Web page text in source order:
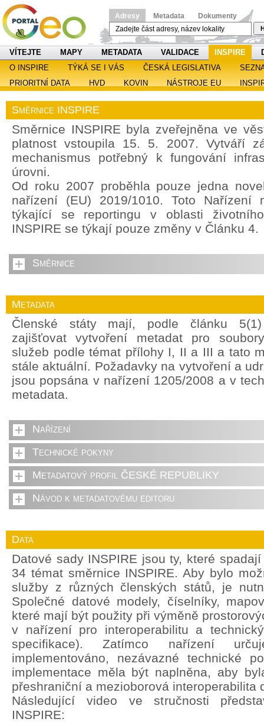
Adresy Metadata Dokumenty
VÍTEJTE MAPY METADATA VALIDACE INSPIRE
O INSPIRE
TÝKÁ SE I VÁS ČESKÁ LEGISLATIVA
PRIORITNÍ DATA
HVD KOVIN NÁSTROJE EU
Směrnice INSPIRE
Směrnice INSPIRE byla zveřejněna ve
platnost vstoupila 15. 5. 2007. Vytváří
mechanismus potřebný k fungování
úrovni.
Od roku 2007 proběhla pouze jedna
nařízení (EU) 2019/1010. Toto Nařízení
týkající se reportingu v oblasti
INSPIRE se týkají pouze změny v Článku 4.
Směrnice
Metadata
Členské státy mají, podle článku 5(1)
zajišťovat vytvoření metadat pro
služeb podle témat přílohy I, II a III a tato
stále aktuální. Požadavky na vytvoření a
jsou popsána v nařízení 1205/2008 a v
metadata.
Nařízení
Technické pokyny
Metadatový profil ČESKÉ REPUBLIKY
Návod k metadatovému editoru
Data
Datové sady INSPIRE jsou ty, které
34 témat směrnice INSPIRE. Aby bylo
služby z různých členských států, je
Společné datové modely, číselníky,
které mají být použity při výměně
v nařízení pro interoperabilitu a
specifikace). Zatímco nařízení
implementováno, nezávazné technické
implementace měla být naplněna, aby
přeshraniční a mezioborová interoperabilita
Následující video ve stručnosti
INSPIRE: